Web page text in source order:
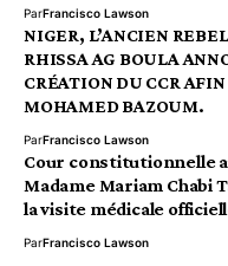
ParFrancisco Lawson
NIGER, L’ANCIEN
RHISSA AG BOULA
CRÉATION DU CCR
MOHAMED BAZOUM.
ParFrancisco Lawson
Cour constitutionnelle
Madame Mariam Chabi
la visite médicale
ParFrancisco Lawson